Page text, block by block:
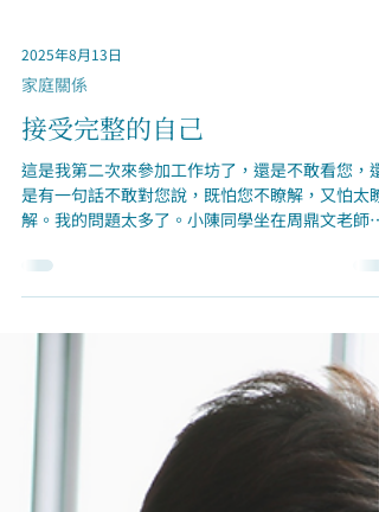
家庭關係
接受完整的自己
這是我第二次來參加工作坊了，還是不敢看您，還